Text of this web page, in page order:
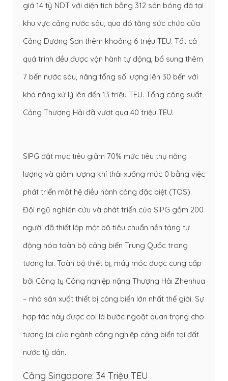
giá 14 tỷ NDT với diện tích bằng 312 sân bóng đá tại
khu vực cảng nước sâu, qua đó tăng sức chứa của
Cảng Dương Sơn thêm khoảng 6 triệu TEU. Tất cả
quá trình đều được vận hành tự động, bổ sung thêm
7 bến nước sâu, nâng tổng số lượng lên 30 bến với
khả năng xử lý lên đến 13 triệu TEU. Tổng công suất
Cảng Thượng Hải đã vượt qua 40 triệu TEU.
SIPG đặt mục tiêu giảm 70% mức tiêu thụ năng
lượng và giảm lượng khí thải xuống mức 0 bằng việc
phát triển một hệ điều hành cảng đặc biệt (TOS).
Đội ngũ nghiên cứu và phát triển của SIPG gồm 200
người đã thiết lập một bộ tiêu chuẩn nền tảng tự
động hóa toàn bộ cảng biển Trung Quốc trong
tương lai. Toàn bộ thiết bị, máy móc được cung cấp
bởi Công ty Công nghiệp nặng Thượng Hải Zhenhua
– nhà sản xuất thiết bị cảng biển lớn nhất thế giới. Sự
hợp tác này được coi là bước ngoặt quan trọng cho
tương lai của ngành công nghiệp cảng biển tại đất
nước tỷ dân.
Cảng Singapore: 34 Triệu TEU